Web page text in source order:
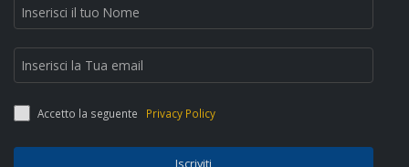
Accetto la seguente Privacy Policy
Iscriviti